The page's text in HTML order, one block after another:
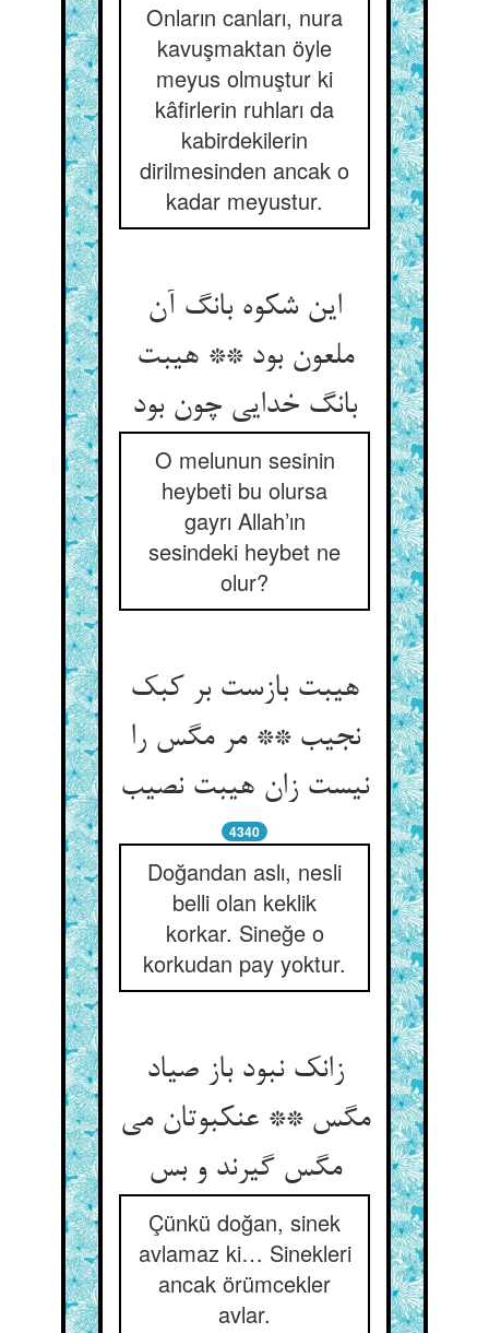
Onların canları, nura
kavuşmaktan öyle
meyus olmuştur ki
kâfirlerin ruhları da
kabirdekilerin
dirilmesinden ancak o
kadar meyustur.
این شکوه بانگ آن
ملعون بود ** هیبت
بانگ خدایی چون بود
O melunun sesinin
heybeti bu olursa
gayrı Allah’ın
sesindeki heybet ne
olur?
هیبت بازست بر کبک
نجیب ** مر مگس را
نیست زان هیبت نصیب
4340
Doğandan aslı, nesli
belli olan keklik
korkar. Sineğe o
korkudan pay yoktur.
زانک نبود باز صیاد
مگس ** عنکبوتان می
مگس گیرند و بس
Çünkü doğan, sinek
avlamaz ki… Sinekleri
ancak örümcekler
avlar.